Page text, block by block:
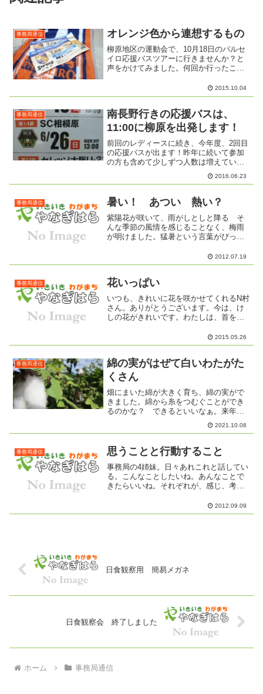
事務局通信 オレンジ色から連想するもの
柳原地区の運動会で、10月18日のパルセ
イロ応援バスツアーに行きませんか？と
声をかけてみました。何回か行ったこと
十分ありますのでいっしょに出かけまし
ょう！まだ一度も行ったことがないとい
2015.10.04
事務局通信
南長野行きの応援バスは、
11:00に柳原を出発します！
前回のレディースに続き、今年度、2回目
の応援バスが出ます！昨年に続いて参加
の方も含めて少しずつ人数は増えていま
す。今回初めて参加する方も含めて、楽
しく出かけたいと思います。まだ、満席
加料金について...
2016.06.23
事務局通信 暑い！ あつい 熱い？
紫陽花が咲いて、雨がしとしと降る そ
んな季節の風情を感じることなく、梅雨
が明けました。猛暑という言葉がぴった
かずにうだうだしているより、思い切っ
て動いて、汗をいっぱいかいて「あつっ
2012.07.19
事務局通信 花いっぱい
いつも、きれいに花を咲かせてくれるN村
さん。ありがとうございます。今は、け
しの花がきれいです。わたしは、首を垂
2015.05.26
事務局通信
綿の実がはぜて白いわたがた
くさん
畑にまいた綿が大きく育ち、綿の実がで
きました。綿から糸をつむぐことができ
るのかな？ できるといいなぁ。来年
は、もっとたくさんの種を蒔いてみよう
かな。綿の花 オクラの花に似ているか
の実がはぜて白いわたが見え...
2021.10.08
事務局通信 思うことと行動すること
事務局の4姉妹。日々あれこれと話してい
る。こんなことしたいね。あんなことで
きたらいいね。それぞれが、感じ、考
たてみたいの発言。うん、うん、そうだ
ね。いいねぇ。それに、こんねこともい
2012.09.09
日食観察用 簡易メガネ
日食観察会 終了しました
ホーム 事務局通信